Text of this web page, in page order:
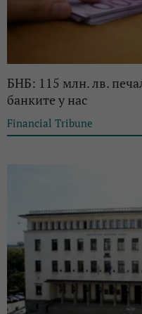
БНБ: 115 млн. лв.
банките у нас
Financial Tribune